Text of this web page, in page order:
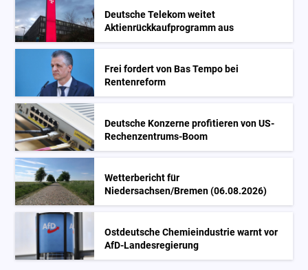
Deutsche Telekom weitet
Aktienrückkaufprogramm aus
Frei fordert von Bas Tempo bei
Rentenreform
Deutsche Konzerne profitieren von US-
Rechenzentrums-Boom
Wetterbericht für
Niedersachsen/Bremen (06.08.2026)
Ostdeutsche Chemieindustrie warnt vor
AfD-Landesregierung